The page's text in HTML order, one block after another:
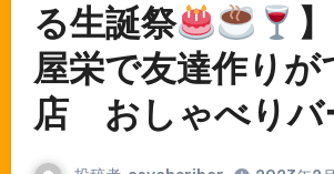
る生誕祭
屋栄で友達作りが
店 おしゃべりバ